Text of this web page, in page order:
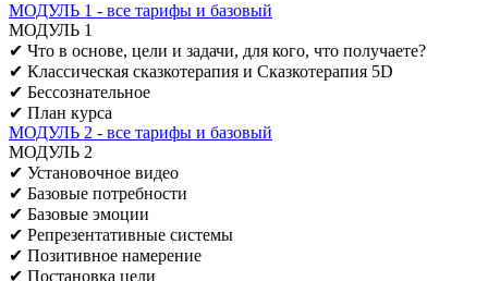
МОДУЛЬ 1 - все тарифы и базовый
МОДУЛЬ 1
✔ Что в основе, цели и задачи, для кого, что получаете?
✔ Классическая сказкотерапия и Сказкотерапия 5D
✔ Бессознательное
✔ План курса
МОДУЛЬ 2 - все тарифы и базовый
МОДУЛЬ 2
✔ Установочное видео
✔ Базовые потребности
✔ Базовые эмоции
✔ Репрезентативные системы
✔ Позитивное намерение
✔ Постановка цели